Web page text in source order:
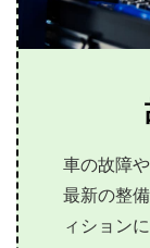
車の故障
最新の整
ィション